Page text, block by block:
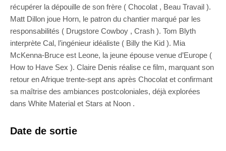
récupérer la dépouille de son frère ( Chocolat , Beau Travail ).
Matt Dillon joue Horn, le patron du chantier marqué par les
responsabilités ( Drugstore Cowboy , Crash ). Tom Blyth
interprète Cal, l’ingénieur idéaliste ( Billy the Kid ). Mia
McKenna-Bruce est Leone, la jeune épouse venue d’Europe (
How to Have Sex ). Claire Denis réalise ce film, marquant son
retour en Afrique trente-sept ans après Chocolat et confirmant
sa maîtrise des ambiances postcoloniales, déjà explorées
dans White Material et Stars at Noon .
Date de sortie